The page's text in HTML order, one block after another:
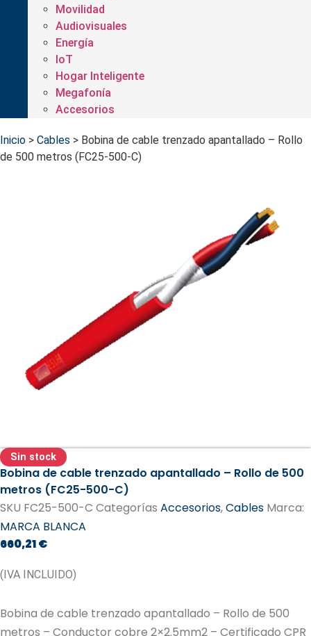
Movilidad
Audiovisuales
Energía
IoT
Hogar Inteligente
Megafonía
Accesorios
Inicio > Cables > Bobina de cable trenzado apantallado – Rollo
de 500 metros (FC25-500-C)
Sin stock
Bobina de cable trenzado apantallado – Rollo de 500
metros (FC25-500-C)
SKU FC25-500-C Categorías Accesorios,Cables Marca:
MARCA BLANCA
660,21€
(IVA INCLUIDO)
Bobina de cable trenzado apantallado – Rollo de 500
metros – Conductor cobre 2×2.5mm2 – Certificado CPR